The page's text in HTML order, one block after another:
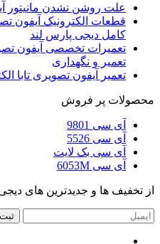
علت روشن نشدن مانیتور
قطعات الکترونیک آیفون
کامل دیجی پارس لند
تعمیرات تخصصی آیفون
تعمیر و نگهداری
تعمیر آیفون تصویری تابا
محصولات پر فروش
آی سی 9801
آی سی 5526
آی سی بک لایت
آی سی 6053M
از تخفیف ها و جدیدترین های
ثبت